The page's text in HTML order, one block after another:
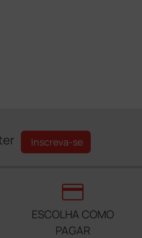
Inscreva-se
credit_card
ESCOLHA COMO
PAGAR